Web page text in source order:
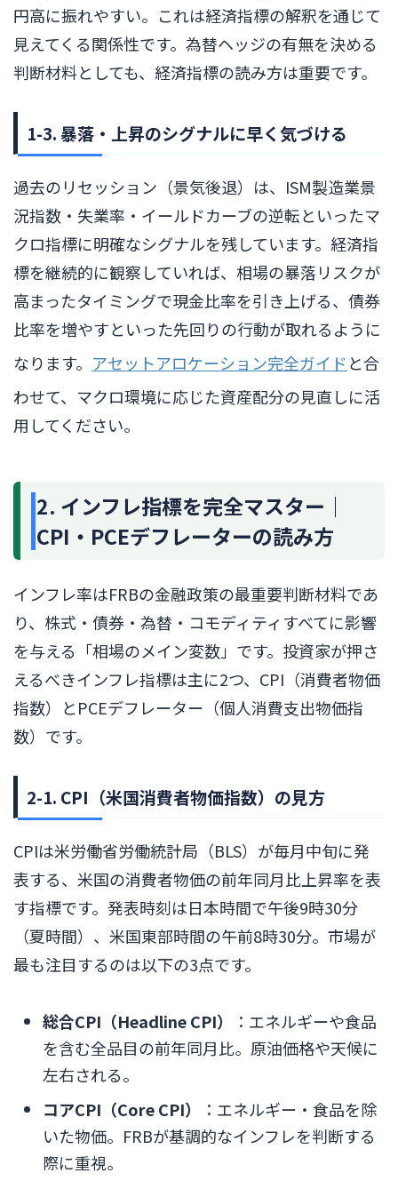
円高に振れやすい。これは経済指標の解釈を通じて
見えてくる関係性です。為替ヘッジの有無を決める
判断材料としても、経済指標の読み方は重要です。
1-3. 暴落・上昇のシグナルに早く気づける
過去のリセッション（景気後退）は、ISM製造業景
況指数・失業率・イールドカーブの逆転といったマ
クロ指標に明確なシグナルを残しています。経済指
標を継続的に観察していれば、相場の暴落リスクが
高まったタイミングで現金比率を引き上げる、債券
比率を増やすといった先回りの行動が取れるように
なります。 アセットアロケーション完全ガイドと合
わせて、マクロ環境に応じた資産配分の見直しに活
用してください。
2. インフレ指標を完全マスター｜
CPI・PCEデフレーターの読み方
インフレ率はFRBの金融政策の最重要判断材料であ
り、株式・債券・為替・コモディティすべてに影響
を与える「相場のメイン変数」です。投資家が押さ
えるべきインフレ指標は主に2つ、CPI（消費者物価
指数）とPCEデフレーター（個人消費支出物価指
数）です。
2-1. CPI（米国消費者物価指数）の見方
CPIは米労働省労働統計局（BLS）が毎月中旬に発
表する、米国の消費者物価の前年同月比上昇率を表
す指標です。発表時刻は日本時間で午後9時30分
（夏時間）、米国東部時間の午前8時30分。市場が
最も注目するのは以下の3点です。
総合CPI（Headline CPI）
：エネルギーや食品
を含む全品目の前年同月比。原油価格や天候に
左右される。
コアCPI（Core CPI）
：エネルギー・食品を除
いた物価。FRBが基調的なインフレを判断する
際に重視。